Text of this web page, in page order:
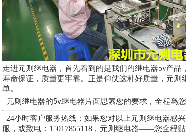
走进元则继电器，首先看到的是我们的继电器5v产
寿命保证，质量更牢靠。正是仰仗这种好质量，元则
单。
元则继电器的5v继电器片面思索您的要求，全程爲
24小时客户服务热线：如果您对以上元则继电器感
服，或致电：15017855118，元则继电器——您全程贴